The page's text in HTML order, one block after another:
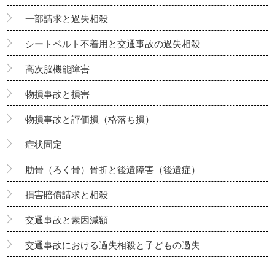
一部請求と過失相殺
シートベルト不着用と交通事故の過失相殺
高次脳機能障害
物損事故と損害
物損事故と評価損（格落ち損）
症状固定
肋骨（ろく骨）骨折と後遺障害（後遺症）
損害賠償請求と相殺
交通事故と素因減額
交通事故における過失相殺と子どもの過失